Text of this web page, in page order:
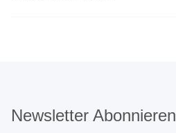
Newsletter Abonnieren